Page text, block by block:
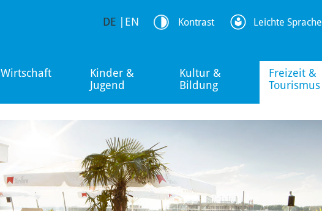
Wirtschaft
Kinder &
Jugend
Kultur &
Bildung
Freizeit &
Tourismus
DE EN Kontrast Leichte Sprache